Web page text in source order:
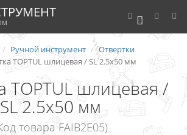
0
Ручной инструмент
Отвертки
TOPTUL шлицевая / SL 2.5х50 мм
TOPTUL шлицевая /
SL 2.5х50 мм
товара FAIB2E05)